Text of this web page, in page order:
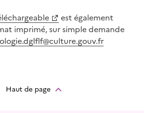
est également
imprimé, sur simple demande
Haut de page